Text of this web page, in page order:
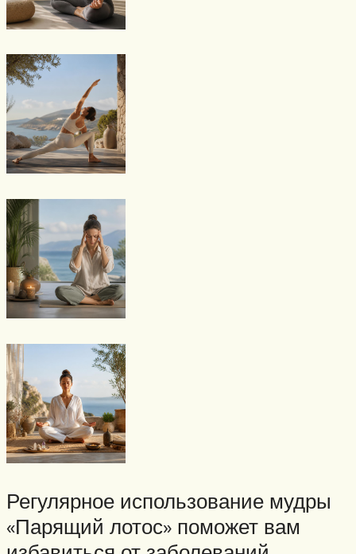
Регулярное использование мудры
«Парящий лотос» поможет вам